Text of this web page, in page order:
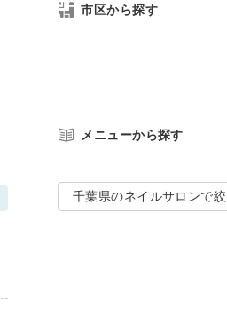
市区から探す
メニューから探す
千葉県のネイルサロンで